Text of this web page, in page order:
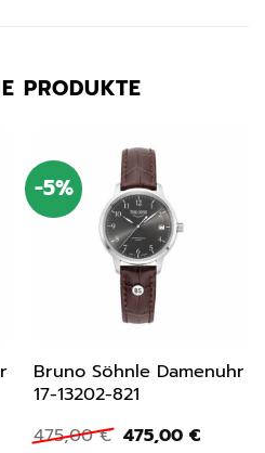
PRODUKTE
-5%
Bruno Söhnle Damenuhr
17-13202-821
475,00€ Ursprünglicher
475,00 €